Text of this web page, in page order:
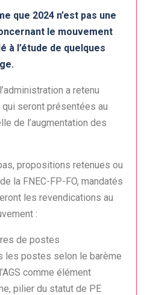
que 2024 n’est pas une
le mouvement
à l’étude de quelques
a retenu
seront présentées au
de l’augmentation des
propositions retenues ou
la FNEC-FP-FO, mandatés
les revendications au
:
de postes
les postes selon le barème
comme élément
pilier du statut de PE